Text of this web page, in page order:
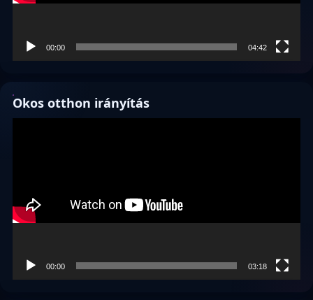
00:00 04:42
Okos otthon irányítás
00:00 03:18